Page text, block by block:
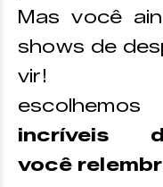
Mas você
shows de
vir!
escolhemos
incríveis
você